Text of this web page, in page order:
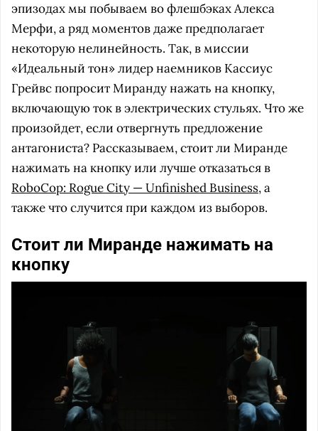
эпизодах мы побываем во флешбэках Алекса
Мерфи, а ряд моментов даже предполагает
некоторую нелинейность. Так, в миссии
«Идеальный тон» лидер наемников Кассиус
Грейвс попросит Миранду нажать на кнопку,
включающую ток в электрических стульях. Что же
произойдет, если отвергнуть предложение
антагониста? Рассказываем, стоит ли Миранде
нажимать на кнопку или лучше отказаться в
RoboCop: Rogue City — Unfinished Business, а
также что случится при каждом из выборов.
Стоит ли Миранде нажимать на
кнопку